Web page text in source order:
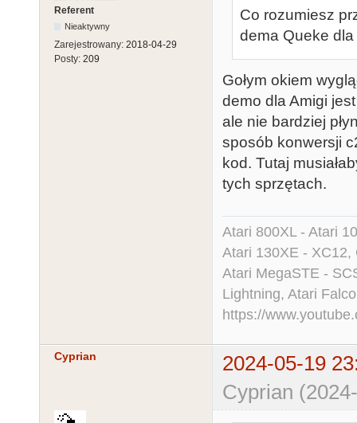
Referent
Nieaktywny
Zarejestrowany: 2018-04-29
Posty: 209
Co rozumiesz
dema Queke dla
Gołym okiem
demo dla Amigi
ale nie bardziej
sposób konwersji
kod. Tutaj
tych sprzętach.
Atari 800XL - Atari
Atari 130XE - XC12,
Atari MegaSTE -
Lightning, Atari
https://
Cyprian
2024-05-19
Cyprian